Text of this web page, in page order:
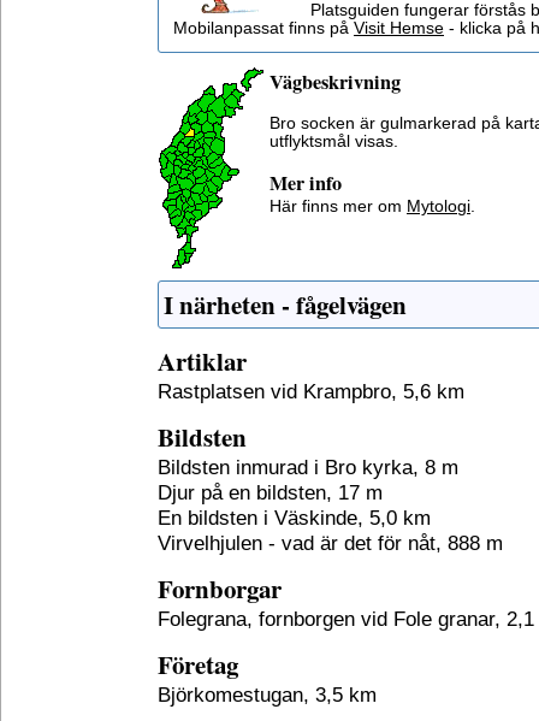
Platsguiden fungerar förstås
Mobilanpassat finns på Visit Hemse - klicka på
Vägbeskrivning
Bro socken är gulmarkerad på
utflyktsmål visas.
Mer info
Här finns mer om Mytologi.
I närheten - fågelvägen
Artiklar
Rastplatsen vid Krampbro, 5,6 km
Bildsten
Bildsten inmurad i Bro kyrka, 8 m
Djur på en bildsten, 17 m
En bildsten i Väskinde, 5,0 km
Virvelhjulen - vad är det för nåt, 888 m
Fornborgar
Folegrana, fornborgen vid Fole granar,
Företag
Björkomestugan, 3,5 km